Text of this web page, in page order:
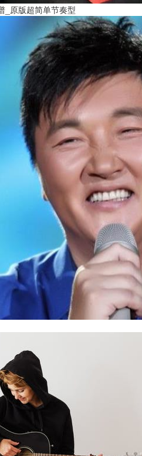
_原版超简单节奏型